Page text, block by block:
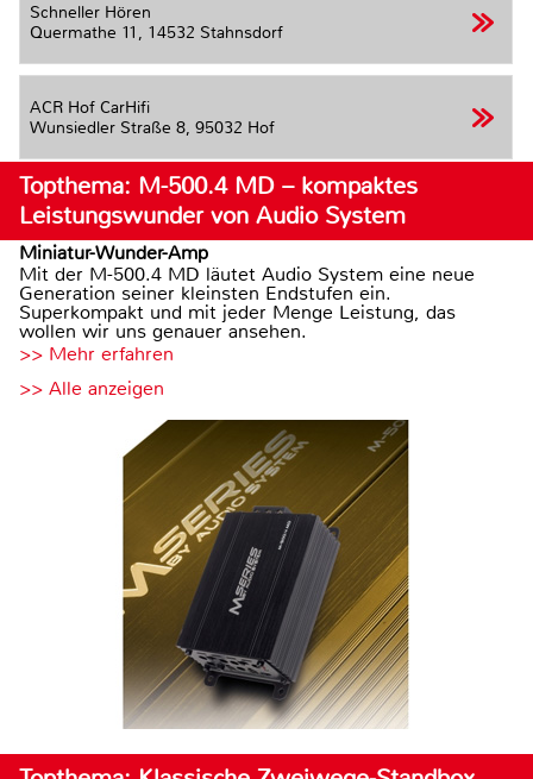
Schneller Hören
Quermathe 11, 14532 Stahnsdorf
ACR Hof CarHifi
Wunsiedler Straße 8, 95032 Hof
Topthema: M-500.4 MD – kompaktes
Leistungswunder von Audio System
Miniatur-Wunder-Amp
Mit der M-500.4 MD läutet Audio System eine neue
Generation seiner kleinsten Endstufen ein.
Superkompakt und mit jeder Menge Leistung, das
wollen wir uns genauer ansehen.
>> Mehr erfahren
>> Alle anzeigen